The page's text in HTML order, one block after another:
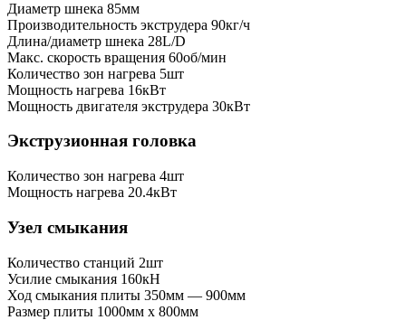
Диаметр шнека 85мм
Производительность экструдера 90кг/ч
Длина/диаметр шнека 28L/D
Макс. скорость вращения 60об/мин
Количество зон нагрева 5шт
Мощность нагрева 16кВт
Мощность двигателя экструдера 30кВт
Экструзионная головка
Количество зон нагрева 4шт
Мощность нагрева 20.4кВт
Узел смыкания
Количество станций 2шт
Усилие смыкания 160кН
Ход смыкания плиты 350мм — 900мм
Размер плиты 1000мм x 800мм